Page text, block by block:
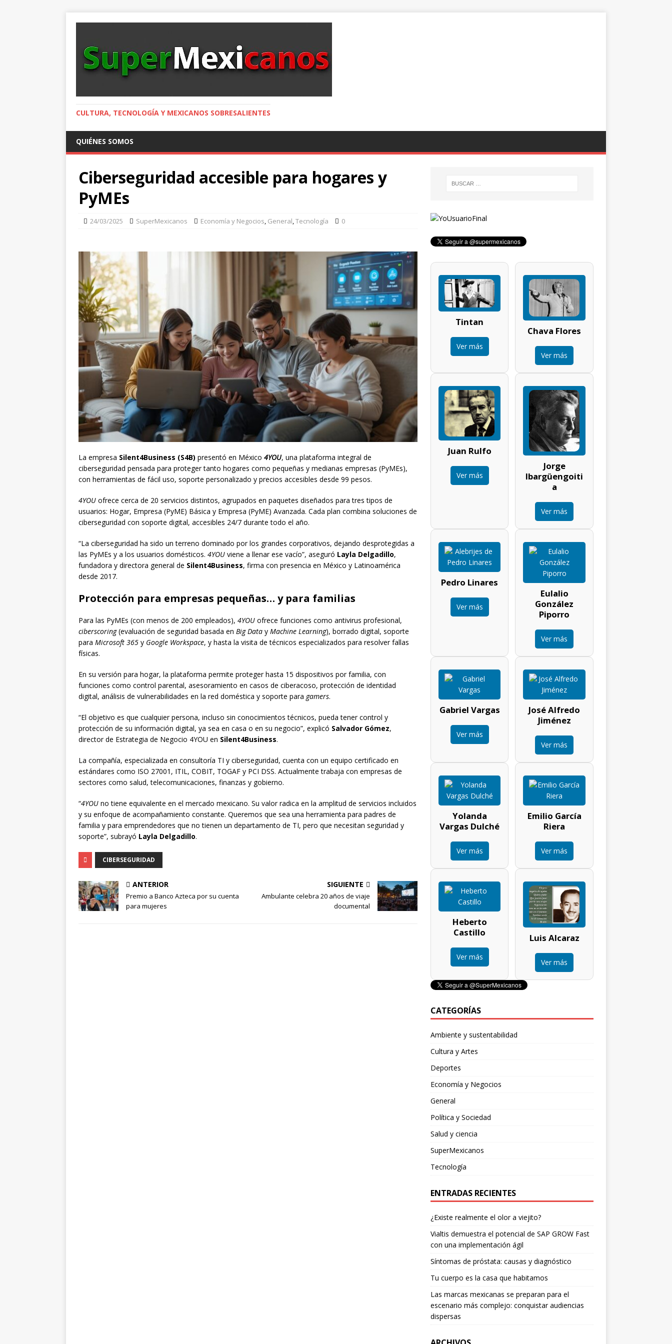
CULTURA, TECNOLOGÍA Y MEXICANOS SOBRESALIENTES
QUIÉNES SOMOS
Ciberseguridad accesible para hogares y
PyMEs
24/03/2025 SuperMexicanos Economía y Negocios, General,Tecnología 0
La empresa Silent4Business (S4B) presentó en México 4YOU, una plataforma integral de
ciberseguridad pensada para proteger tanto hogares como pequeñas y medianas empresas (PyMEs),
con herramientas de fácil uso, soporte personalizado y precios accesibles desde 99 pesos.
4YOU ofrece cerca de 20 servicios distintos, agrupados en paquetes diseñados para tres tipos de
usuarios: Hogar, Empresa (PyME) Básica y Empresa (PyME) Avanzada. Cada plan combina soluciones de
ciberseguridad con soporte digital, accesibles 24/7 durante todo el año.
“La ciberseguridad ha sido un terreno dominado por los grandes corporativos, dejando desprotegidas a
las PyMEs y a los usuarios domésticos. 4YOU viene a llenar ese vacío”, aseguró Layla Delgadillo,
fundadora y directora general de Silent4Business, firma con presencia en México y Latinoamérica
desde 2017.
Protección para empresas pequeñas… y para familias
Para las PyMEs (con menos de 200 empleados), 4YOU ofrece funciones como antivirus profesional,
ciberscoring(evaluación de seguridad basada en Big Data y Machine Learning), borrado digital, soporte
para Microsoft 365 y Google Workspace, y hasta la visita de técnicos especializados para resolver fallas
físicas.
En su versión para hogar, la plataforma permite proteger hasta 15 dispositivos por familia, con
funciones como control parental, asesoramiento en casos de ciberacoso, protección de identidad
digital, análisis de vulnerabilidades en la red doméstica y soporte para gamers.
“El objetivo es que cualquier persona, incluso sin conocimientos técnicos, pueda tener control y
protección de su información digital, ya sea en casa o en su negocio”, explicó Salvador Gómez,
director de Estrategia de Negocio 4YOU en Silent4Business.
La compañía, especializada en consultoría TI y ciberseguridad, cuenta con un equipo certificado en
estándares como ISO 27001, ITIL, COBIT, TOGAF y PCI DSS. Actualmente trabaja con empresas de
sectores como salud, telecomunicaciones, finanzas y gobierno.
“4YOU no tiene equivalente en el mercado mexicano. Su valor radica en la amplitud de servicios incluidos
y su enfoque de acompañamiento constante. Queremos que sea una herramienta para padres de
familia y para emprendedores que no tienen un departamento de TI, pero que necesitan seguridad y
soporte”, subrayó Layla Delgadillo.
CIBERSEGURIDAD
ANTERIOR
Premio a Banco Azteca por su cuenta
para mujeres
SIGUIENTE
Ambulante celebra 20 años de viaje
documental
Tintan
Ver más
Chava Flores
Ver más
Juan Rulfo
Ver más
Jorge
Ibargüengoiti
a
Ver más
Pedro Linares
Ver más
Eulalio
González
Piporro
Ver más
Gabriel Vargas
Ver más
José Alfredo
Jiménez
Ver más
Yolanda
Vargas Dulché
Ver más
Emilio García
Riera
Ver más
Heberto
Castillo
Ver más
Luis Alcaraz
Ver más
CATEGORÍAS
Ambiente y sustentabilidad
Cultura y Artes
Deportes
Economía y Negocios
General
Política y Sociedad
Salud y ciencia
SuperMexicanos
Tecnología
ENTRADAS RECIENTES
¿Existe realmente el olor a viejito?
Vialtis demuestra el potencial de SAP GROW Fast
con una implementación ágil
Síntomas de próstata: causas y diagnóstico
Tu cuerpo es la casa que habitamos
Las marcas mexicanas se preparan para el
escenario más complejo: conquistar audiencias
dispersas